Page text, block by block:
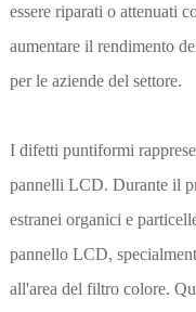
essere riparati o attenuati
aumentare il rendimento
per le aziende del settore.
I difetti puntiformi
pannelli LCD. Durante il
estranei organici e
pannello LCD,
all'area del filtro colore.